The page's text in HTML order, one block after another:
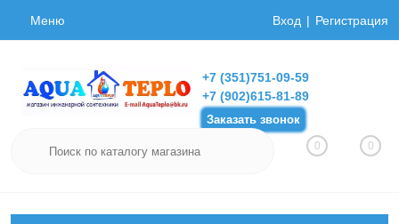
Меню Вход Регистрация
+7 (351)751-09-59
+7 (902)615-81-89
Заказать звонок
0 0